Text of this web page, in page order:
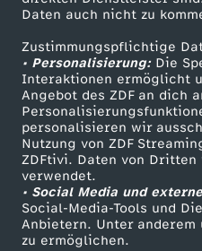
Daten auch nicht zu
Zustimmungspflichtige
• Personalisierung:Die
Interaktionen ermöglicht
Angebot des ZDF an dich
personalisieren wir
Nutzung von ZDF
ZDFtivi. Daten von
verwendet.
• Social Media und
Social-Media-Tools und
Anbietern. Unter anderem
zu ermöglichen.
s
a
u
s
s
ZDFtext
Livestreams
Sendungen A-Z
TV-Programm
ZDF Unternehmen
Karriere